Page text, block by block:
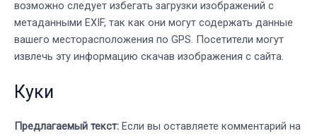
возможно следует избегать загрузки изображений с
метаданными EXIF, так как они могут содержать данные
вашего месторасположения по GPS. Посетители могут
извлечь эту информацию скачав изображения с сайта.
Куки
Предлагаемый текст: Если вы оставляете комментарий на